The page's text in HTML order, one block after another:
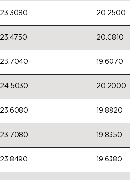
23.3080 20.2500
23.4750 20.0810
23.7040 19.6070
24.5030 20.2000
23.6080 19.8820
23.7080 19.8350
23.8490 19.6380